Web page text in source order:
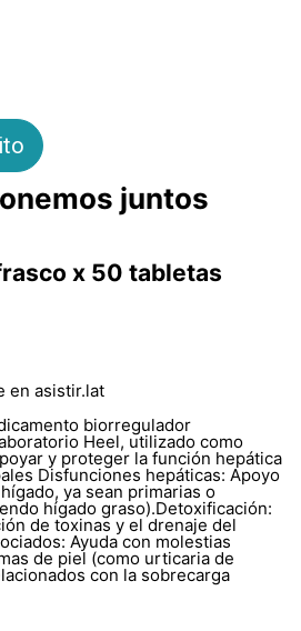
juntos
x 50 tabletas
en asistir.lat
biorregulador
Heel, utilizado como
y proteger la función hepática
Disfunciones hepáticas: Apoyo
ya sean primarias o
hígado graso).Detoxificación:
de toxinas y el drenaje del
Ayuda con molestias
de piel (como urticaria de
con la sobrecarga